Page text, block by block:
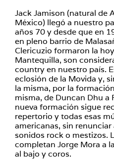
Jack Jamison (natural de
México) llegó a nuestro
años 70 y desde que en
en pleno barrio de
Clericuzio formaron la
Mantequilla, son
country en nuestro país.
eclosión de la Movida y,
la misma, por la
misma, de Duncan Dhu a
nueva formación sigue
repertorio y todas esas
americanas, sin
sonidos rock o mestizos.
completan Jorge Mora a
al bajo y coros.